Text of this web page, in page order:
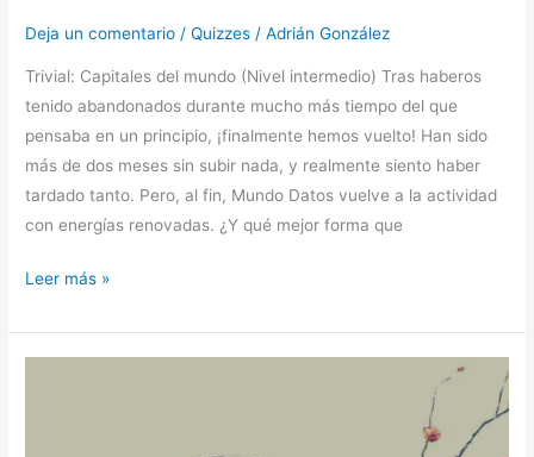
Deja un comentario /Quizzes /Adrián González
Trivial: Capitales del mundo (Nivel intermedio) Tras haberos
tenido abandonados durante mucho más tiempo del que
pensaba en un principio, ¡finalmente hemos vuelto! Han sido
más de dos meses sin subir nada, y realmente siento haber
tardado tanto. Pero, al fin, Mundo Datos vuelve a la actividad
con energías renovadas. ¿Y qué mejor forma que
Leer más »